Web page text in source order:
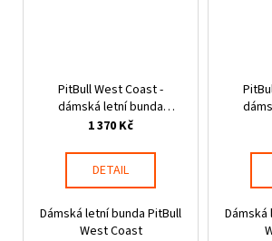
PitBull West Coast -
dámská letní bunda
AARICIA STRIPES růžová
1 370 Kč
DETAIL
Dámská letní bunda PitBull
West Coast